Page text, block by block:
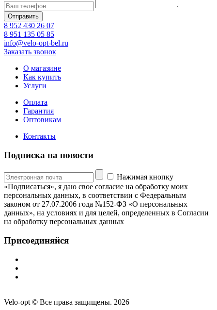
8 952 430 26 07
8 951 135 05 85
info@velo-opt-bel.ru
Заказать звонок
О магазине
Как купить
Услуги
Оплата
Гарантия
Оптовикам
Контакты
Подписка на новости
Нажимая кнопку
«Подписаться», я даю свое согласие на обработку моих
персональных данных, в соответствии с Федеральным
законом от 27.07.2006 года №152-ФЗ «О персональных
данных», на условиях и для целей, определенных в Согласии
на обработку персональных данных
Присоединяйся
Velo-opt © Все права защищены. 2026